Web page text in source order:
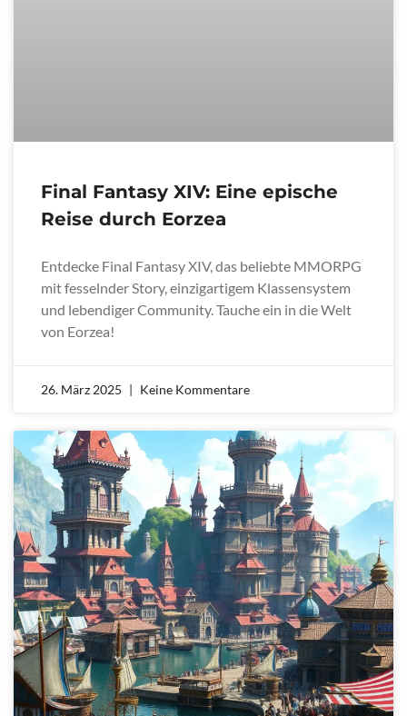
Final Fantasy XIV: Eine epische
Reise durch Eorzea
Entdecke Final Fantasy XIV, das beliebte MMORPG
mit fesselnder Story, einzigartigem Klassensystem
und lebendiger Community. Tauche ein in die Welt
von Eorzea!
26. März 2025 Keine Kommentare